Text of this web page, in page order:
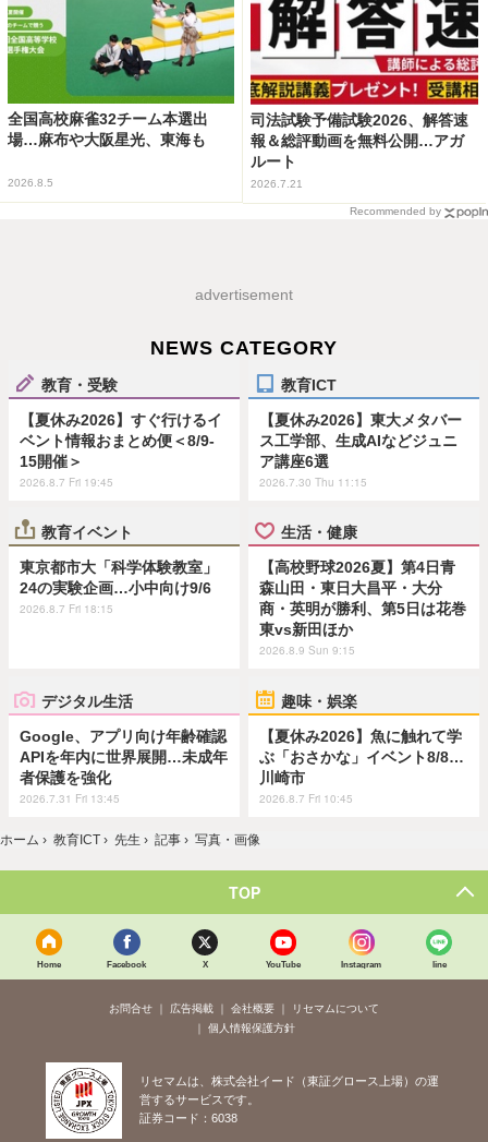
全国高校麻雀32チーム本選出
場…麻布や大阪星光、東海も
2026.8.5
司法試験予備試験2026、解答速
報＆総評動画を無料公開…アガ
ルート
2026.7.21
Recommended by
advertisement
NEWS CATEGORY
教育・受験
【夏休み2026】すぐ行けるイ
ベント情報おまとめ便＜8/9-
15開催＞
2026.8.7 Fri 19:45
教育ICT
【夏休み2026】東大メタバー
ス工学部、生成AIなどジュニ
ア講座6選
2026.7.30 Thu 11:15
教育イベント
東京都市大「科学体験教室」
24の実験企画…小中向け9/6
2026.8.7 Fri 18:15
生活・健康
【高校野球2026夏】第4日青
森山田・東日大昌平・大分
商・英明が勝利、第5日は花巻
東vs新田ほか
2026.8.9 Sun 9:15
デジタル生活
Google、アプリ向け年齢確認
APIを年内に世界展開…未成年
者保護を強化
2026.7.31 Fri 13:45
趣味・娯楽
【夏休み2026】魚に触れて学
ぶ「おさかな」イベント8/8…
川崎市
2026.8.7 Fri 10:45
ホーム › 教育ICT › 先生 › 記事 › 写真・画像
TOP
Home Facebook X YouTube Instagram line
お問合せ 広告掲載 会社概要
リセマムについて
個人情報保護方針
リセマムは、株式会社イード（東証グロース上場）の運
営するサービスです。
証券コード：6038